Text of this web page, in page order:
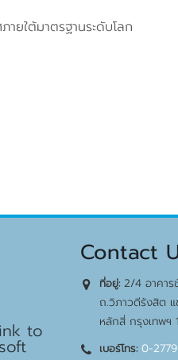
ยใต้มาตรฐานระดับโลก
to
Contact
ที่อยู่:2/4 อาคาร
ถ.วิภาวดีรังสิต
หลักสี่ กรุงเทพฯ
เบอร์โทร: 0-